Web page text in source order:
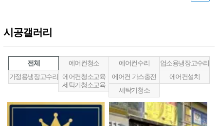
시공갤러리
전체 에어컨청소 에어컨수리
업소용냉장고수리
가정용냉장고수리
에어컨청소교육
세탁기청소교육
에어컨 가스충전
에어컨설치
세탁기청소